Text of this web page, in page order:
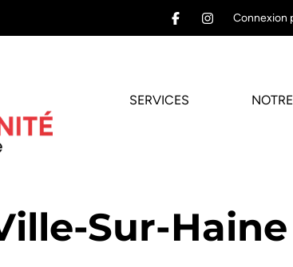
Connexion
SERVICES
Sur-